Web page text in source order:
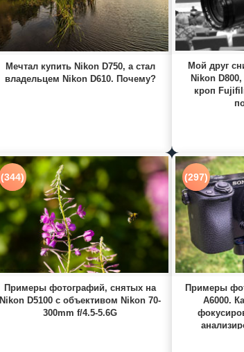
Мечтал купить Nikon D750, а стал
владельцем Nikon D610. Почему?
Мой друг
Nikon
кроп
(344)
Примеры фотографий, снятых на
Nikon D5100 с объективом Nikon 70-
300mm f/4.5-5.6G
(297)
Примеры
A6000.